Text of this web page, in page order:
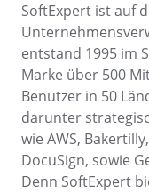
Knowledge Base
Maintenance
Meeting
MSA
OKR
PDM
Portfolio
Protocol
Request
Gamification
Inspection
Knowledge Base
ISO 26000
ISO 37001
COBIT
SoftExpert ist auf
entstand 1995 im
Marke über 500
Benutzer in 50
darunter
wie AWS,
DocuSign, sowie
Denn SoftExpert